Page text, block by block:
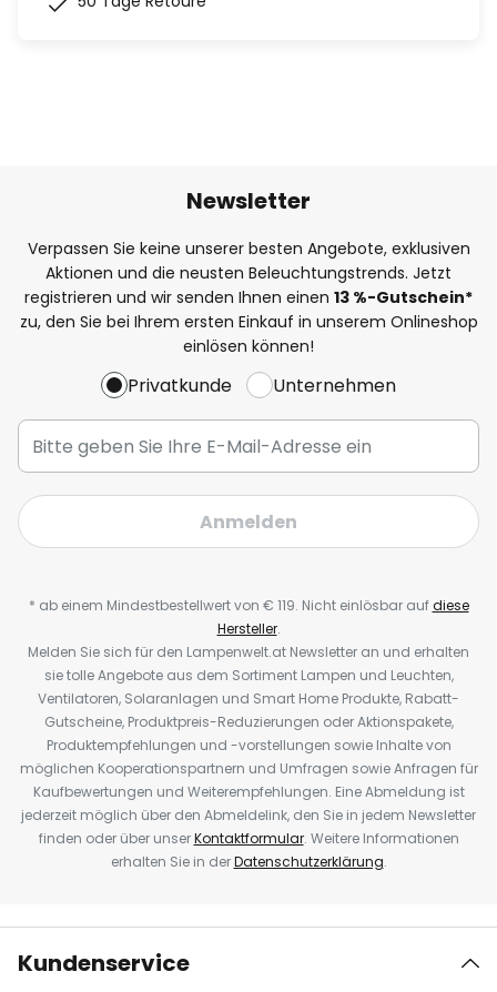
Newsletter
Verpassen Sie keine unserer besten Angebote, exklusiven
Aktionen und die neusten Beleuchtungstrends. Jetzt
registrieren und wir senden Ihnen einen 13 %-Gutschein*
zu, den Sie bei Ihrem ersten Einkauf in unserem Onlineshop
einlösen können!
Privatkunde Unternehmen
Anmelden
* ab einem Mindestbestellwert von € 119. Nicht einlösbar aufdiese
Hersteller.
Melden Sie sich für den Lampenwelt.at Newsletter an und erhalten
sie tolle Angebote aus dem Sortiment Lampen und Leuchten,
Ventilatoren, Solaranlagen und Smart Home Produkte, Rabatt-
Gutscheine, Produktpreis-Reduzierungen oder Aktionspakete,
Produktempfehlungen und -vorstellungen sowie Inhalte von
möglichen Kooperationspartnern und Umfragen sowie Anfragen für
Kaufbewertungen und Weiterempfehlungen. Eine Abmeldung ist
jederzeit möglich über den Abmeldelink, den Sie in jedem Newsletter
finden oder über unserKontaktformular. Weitere Informationen
erhalten Sie in derDatenschutzerklärung.
Kundenservice